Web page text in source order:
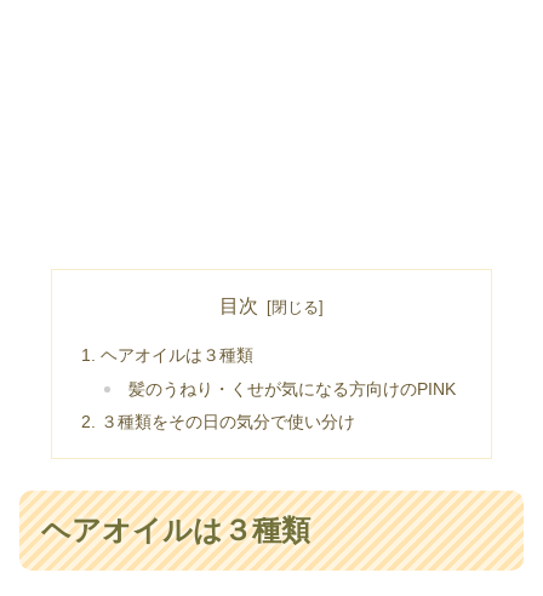
目次
ヘアオイルは３種類
髪のうねり・くせが気になる方向けのPINK
３種類をその日の気分で使い分け
ヘアオイルは３種類